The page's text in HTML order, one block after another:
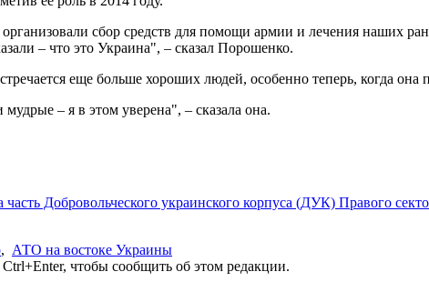
сбор средств для помощи армии и лечения наших
– что это Украина", – сказал Порошенко.
еще больше хороших людей, особенно теперь, когда
– я в этом уверена", – сказала она.
часть Добровольческого украинского корпуса (ДУК) Правого
, АТО на востоке Украины
чтобы сообщить об этом редакции.